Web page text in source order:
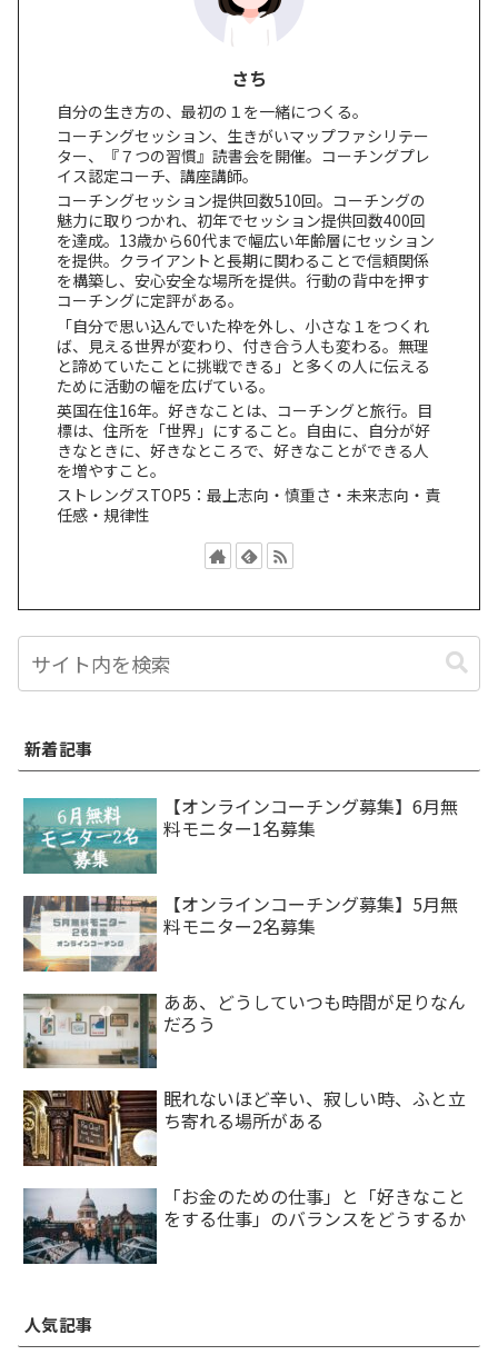
さち
自分の生き方の、最初の１を一緒につくる。
コーチングセッション、生きがいマップファシリテー
ター、『７つの習慣』読書会を開催。コーチングプレ
イス認定コーチ、講座講師。
コーチングセッション提供回数510回。コーチングの
魅力に取りつかれ、初年でセッション提供回数400回
を達成。13歳から60代まで幅広い年齢層にセッション
を提供。クライアントと長期に関わることで信頼関係
を構築し、安心安全な場所を提供。行動の背中を押す
コーチングに定評がある。
「自分で思い込んでいた枠を外し、小さな１をつくれ
ば、見える世界が変わり、付き合う人も変わる。無理
と諦めていたことに挑戦できる」と多くの人に伝える
ために活動の幅を広げている。
英国在住16年。好きなことは、コーチングと旅行。目
標は、住所を「世界」にすること。自由に、自分が好
きなときに、好きなところで、好きなことができる人
を増やすこと。
ストレングスTOP5：最上志向・慎重さ・未来志向・責
任感・規律性
新着記事
【オンラインコーチング募集】6月無
料モニター1名募集
【オンラインコーチング募集】5月無
料モニター2名募集
ああ、どうしていつも時間が足りなん
だろう
眠れないほど辛い、寂しい時、ふと立
ち寄れる場所がある
「お金のための仕事」と「好きなこと
をする仕事」のバランスをどうするか
人気記事